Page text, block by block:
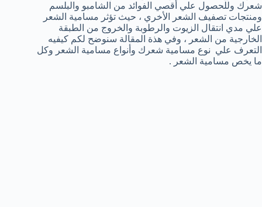
شعرك وللحصول علي أقصي الفوائد من الشامبو والبلسم
ومنتجات تصفيف الشعر الأخري ، حيث تؤثر مسامية الشعر
علي مدي انتقال الزيوت والرطوبة والخروج من الطبقة
الخارجية من الشعر ، وفي هذة المقالة سنوضح لكم كيفيه
التعرف علي نوع مسامية شعرك وأنواع مسامية الشعر وكل
ما يخص مسامية الشعر .